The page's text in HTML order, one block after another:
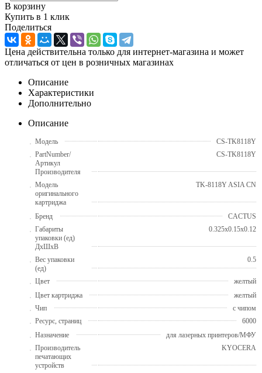
В корзину
Купить в 1 клик
Поделиться
Цена действительна только для интернет-магазина и может
отличаться от цен в розничных магазинах
Описание
Характеристики
Дополнительно
Описание
Модель
CS-TK8118Y
PartNumber/
Артикул
Производителя
CS-TK8118Y
Модель
оригинального
картриджа
TK-8118Y ASIA CN
Бренд
CACTUS
Габариты
упаковки (ед)
ДхШхВ
0.325x0.15x0.12
Вес упаковки
(ед)
0.5
Цвет
желтый
Цвет картриджа
желтый
Чип
с чипом
Ресурс, страниц
6000
Назначение
для лазерных принтеров/МФУ
Производитель
печатающих
устройств
KYOCERA